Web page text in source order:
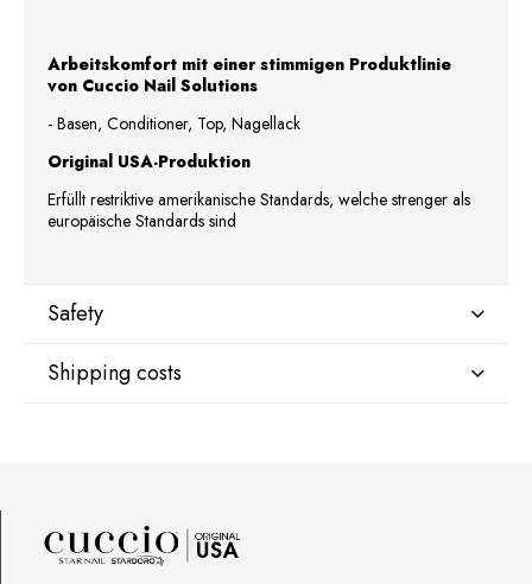
Arbeitskomfort mit einer stimmigen Produktlinie
von Cuccio Nail Solutions
- Basen, Conditioner, Top, Nagellack
Original USA-Produktion
Erfüllt restriktive amerikanische Standards, welche strenger als
europäische Standards sind
Safety
Manufacturer
800 762 6245
Shipping costs